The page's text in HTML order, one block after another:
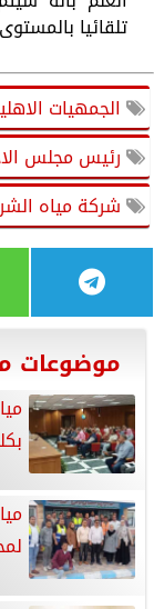
تلقائيا
الجمهيات
رئيس مجلس
شركة مياه
موضوعات